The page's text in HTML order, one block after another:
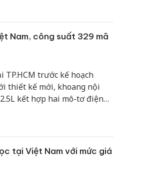
Nam, công suất 329 mã
trước kế hoạch
thiết kế mới, khoang nội
kết hợp hai mô-tơ điện
tại Việt Nam với mức giá